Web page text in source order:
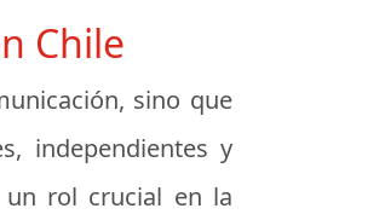
Chile
sino que
independientes y
un rol crucial en la